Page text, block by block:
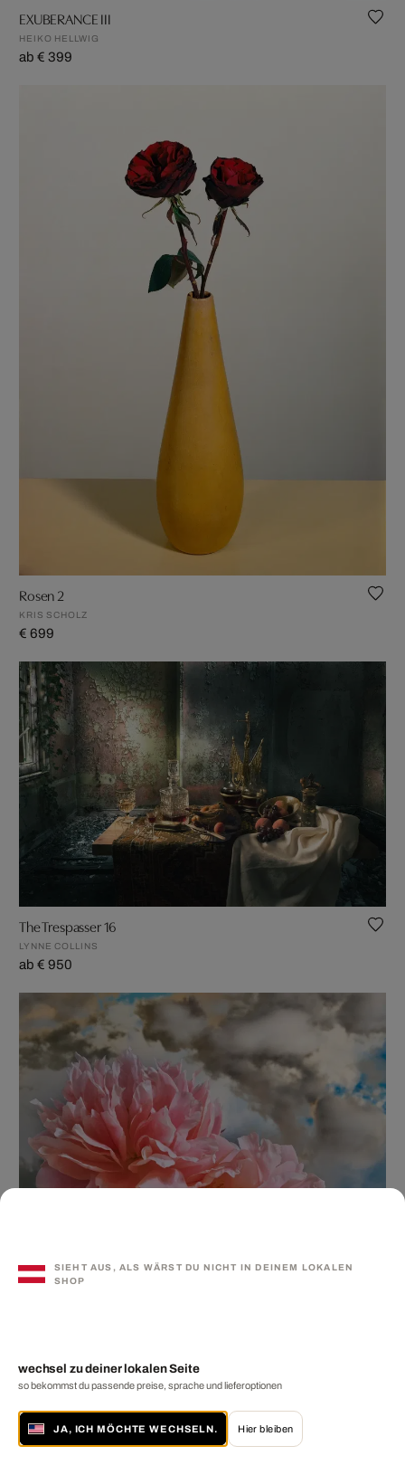
EXUBERANCE III
HEIKO HELLWIG
ab € 399
Rosen 2
KRIS SCHOLZ
€ 699
The Trespasser 16
LYNNE COLLINS
ab € 950
SIEHT AUS, ALS WÄRST DU NICHT IN DEINEM LOKALEN
SHOP
wechsel zu deiner lokalen Seite
so bekommst du passende preise, sprache und lieferoptionen
JA, ICH MÖCHTE WECHSELN. Hier bleiben